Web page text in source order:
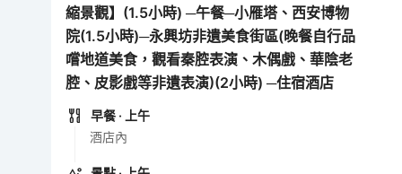
縮景觀】(1.5小時) ─午餐─小雁塔、西安博物
院(1.5小時)─永興坊非遺美食街區(晚餐自行品
嚐地道美食，觀看秦腔表演、木偶戲、華陰老
腔、皮影戲等非遺表演)(2小時) ─住宿酒店
早餐 · 上午
酒店內